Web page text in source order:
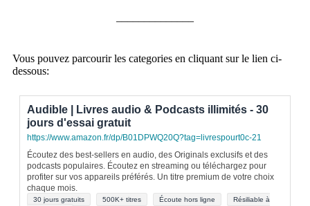
Vous pouvez parcourir les categories en cliquant sur le lien ci-
dessous:
Audible | Livres audio & Podcasts illimités - 30
jours d'essai gratuit
https://www.amazon.fr/dp/B01DPWQ20Q?tag=livrespourt0c-21
Écoutez des best-sellers en audio, des Originals exclusifs et des
podcasts populaires. Écoutez en streaming ou téléchargez pour
profiter sur vos appareils préférés. Un titre premium de votre choix
chaque mois.
30 jours gratuits 500K+ titres Écoute hors ligne
Résiliable à